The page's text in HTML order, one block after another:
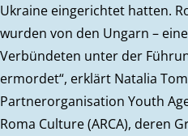
Ukraine eingerichtet hatten.
wurden von den Ungarn –
Verbündeten unter der
ermordet“, erklärt Natalia
Partnerorganisation Youth
Roma Culture (ARCA), deren